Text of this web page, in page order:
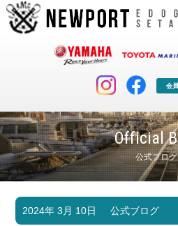
会
Official
公式ブログ
マリンクラブ
マリンライフを堪能したい！
2024年 3月 10日 公式ブログ